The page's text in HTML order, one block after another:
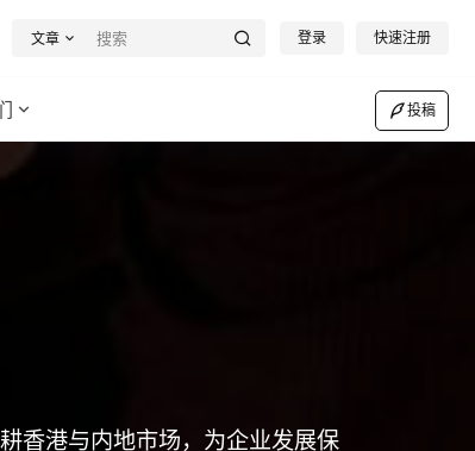
文章 登录 快速注册
投稿
香港与内地市场，为企业发展保